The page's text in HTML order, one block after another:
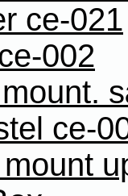
ce-021
002
ce-